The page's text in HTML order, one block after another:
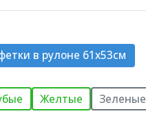
в рулоне 61х53см
Желтые Зеленые